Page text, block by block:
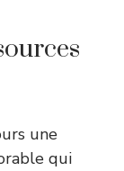
une
qui